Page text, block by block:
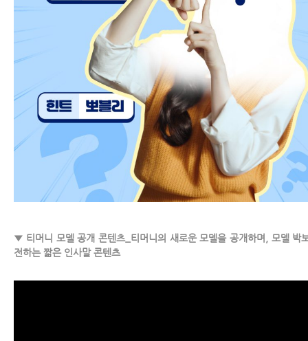
▼ 티머니 모델 공개 콘텐츠_티머니의 새로운 모델을 공개하며, 모델 박
전하는 짧은 인사말 콘텐츠